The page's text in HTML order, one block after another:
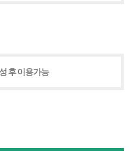
후 이용가능